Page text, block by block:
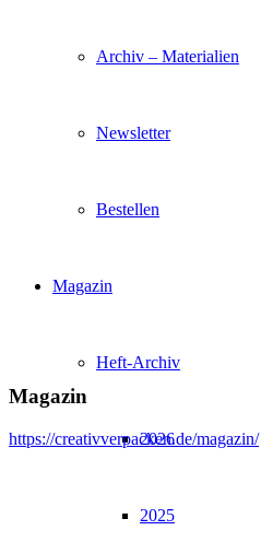
Archiv – Materialien
Newsletter
Bestellen
Magazin
Heft-Archiv
2026
2025
Magazin
https://creativverpacken.de/magazin/